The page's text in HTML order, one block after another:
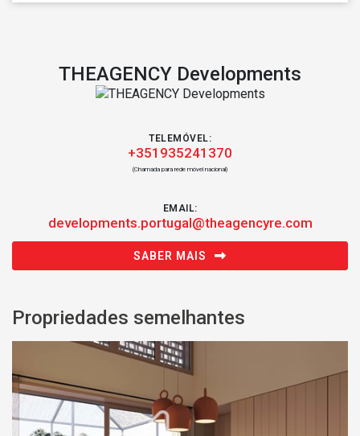
THEAGENCY Developments
TELEMÓVEL:
+351935241370
(Chamada para rede móvel nacional)
EMAIL:
developments.portugal@theagencyre.com
SABER MAIS
Propriedades semelhantes